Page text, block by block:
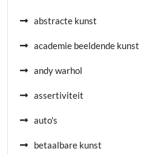
abstracte kunst
academie beeldende kunst
andy warhol
assertiviteit
auto's
betaalbare kunst